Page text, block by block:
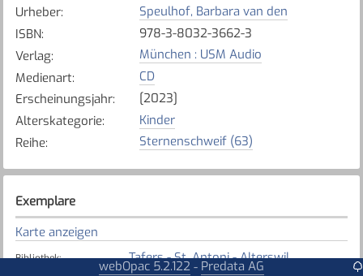
Urheber:
Speulhof, Barbara van den
ISBN:
978-3-8032-3662-3
Verlag:
München : USM Audio
Medienart:
CD
Erscheinungsjahr:
[2023]
Alterskategorie:
Kinder
Reihe: Sternenschweif (63)
Exemplare
Karte anzeigen
Bibliothek: Tafers - St. Antoni - Alterswil
webOpac 5.2.122 - Predata AG